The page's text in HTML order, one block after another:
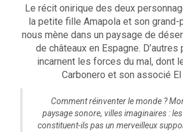
Le récit onirique des deux
la petite fille Amapola et son grand-
nous mène dans un paysage de
de châteaux en Espagne.
incarnent les forces du mal, dont
Carbonero et son associé El
Comment réinventer le monde ?
paysage sonore, villes imaginaires :
constituent-ils pas un merveilleux